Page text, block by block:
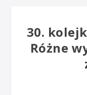
30.
Różne